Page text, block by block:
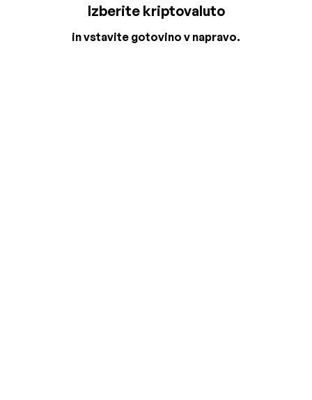
Izberite kriptovaluto
in vstavite gotovino v napravo.